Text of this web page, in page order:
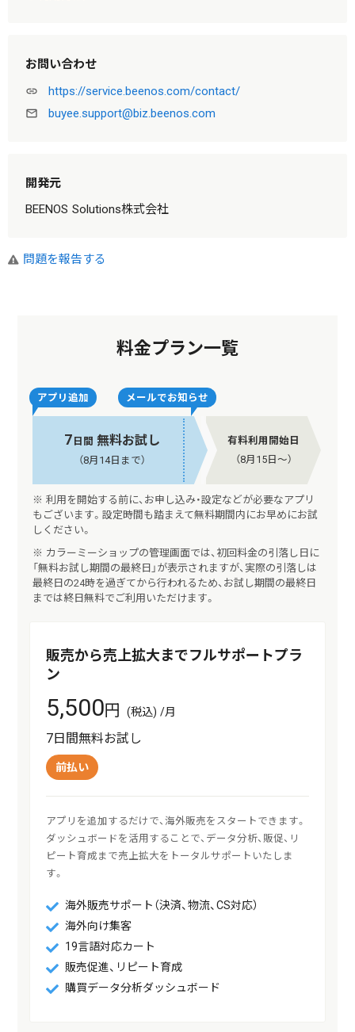
お問い合わせ
link https://service.beenos.com/contact/
mail_outline buyee.support@biz.beenos.com
開発元
BEENOS Solutions株式会社
問題を報告する
料金プラン一覧
アプリ追加 メールでお知らせ
7 日間 無料お試し
（8月14日まで）
有料利用開始日
（8月15日〜）
※ 利用を開始する前に、お申し込み・設定などが必要なアプリ
もございます。設定時間も踏まえて無料期間内にお早めにお試
しください。
※ カラーミーショップの管理画面では、初回料金の引落し日に
「無料お試し期間の最終日」が表示されますが、実際の引落しは
最終日の24時を過ぎてから行われるため、お試し期間の最終日
までは終日無料でご利用いただけます。
販売から売上拡大までフルサポートプラ
ン
5,500円 (税込) /月
7日間無料お試し
前払い
アプリを追加するだけで、海外販売をスタートできます。
ダッシュボードを活用することで、データ分析、販促、リ
ピート育成まで売上拡大をトータルサポートいたしま
す。
海外販売サポート（決済、物流、CS対応）
海外向け集客
19言語対応カート
販売促進、リピート育成
購買データ分析ダッシュボード